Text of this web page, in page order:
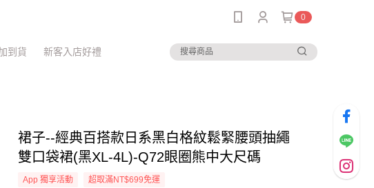
0
到貨 新客入店好禮
裙子--經典百搭款日系黑白格紋鬆緊腰頭抽繩
雙口袋裙(黑XL-4L)-Q72眼圈熊中大尺碼
App 獨享活動 超取滿NT$699免運